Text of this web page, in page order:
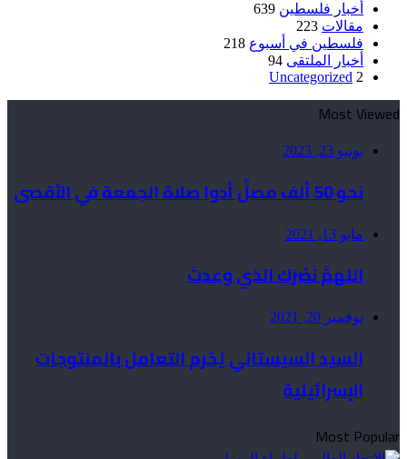
أخبار فلسطين 639
مقالات 223
فلسطين في أسبوع 218
أخبار الملتقى 94
Uncategorized 2
Most Viewed
يونيو 23, 2023
نحو 50 ألف مصلٍّ أدوا صلاة الجمعة في الأقصى
مايو 13, 2021
اللهمَّ نَصْرَك الذي وعدتَ
نوفمبر 20, 2021
السيد السيستاني يُحّرم التعامل بالمنتوجات
الإسرائيلية
Most Popular